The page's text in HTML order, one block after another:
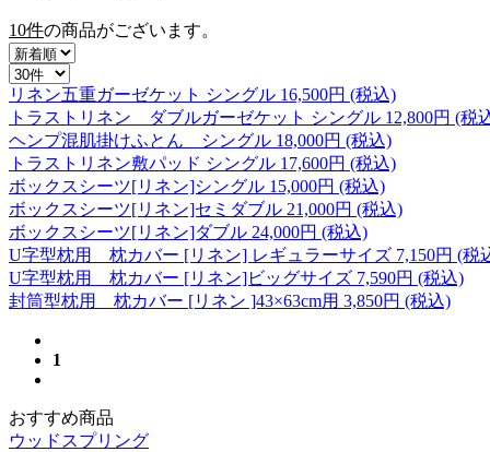
10件の商品がございます。
リネン五重ガーゼケット シングル 16,500円 (税込)
トラストリネン ダブルガーゼケット シングル 12,800円 (税
ヘンプ混肌掛けふとん シングル 18,000円 (税込)
トラストリネン敷パッド シングル 17,600円 (税込)
ボックスシーツ[リネン]シングル 15,000円 (税込)
ボックスシーツ[リネン]セミダブル 21,000円 (税込)
ボックスシーツ[リネン]ダブル 24,000円 (税込)
U字型枕用 枕カバー [リネン] レギュラーサイズ 7,150円 (税
U字型枕用 枕カバー [リネン]ビッグサイズ 7,590円 (税込)
封筒型枕用 枕カバー [リネン ]43×63cm用 3,850円 (税込)
1
おすすめ商品
ウッドスプリング